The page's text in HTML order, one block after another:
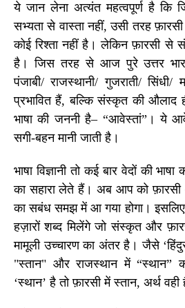
ये जान लेना अत्यंत महत्वपूर्ण है कि
सभ्यता से वास्ता नहीं, उसी तरह फ़ारसी
कोई रिश्ता नहीं है। लेकिन फ़ारसी से
है। जिस तरह से आज पुरे उत्तर भारत
पंजाबी/ राजस्थानी/ गुजराती/
प्रभावित हैं, बल्कि संस्कृत की औलाद
भाषा की जननी है– “आवेस्तां”। ये
सगी-बहन मानी जाती है।
भाषा विज्ञानी तो कई बार वेदों की
का सहारा लेते हैं। अब आप को फ़ारसी
का सबंध समझ में आ गया होगा।
हज़ारों शब्द मिलेंगे जो संस्कृत और
मामूली उच्चारण का अंतर है। जैसे ‘
"स्तान" और राजस्थान में“स्थान”
‘स्थान’है तो फ़ारसी में स्तान, अर्थ